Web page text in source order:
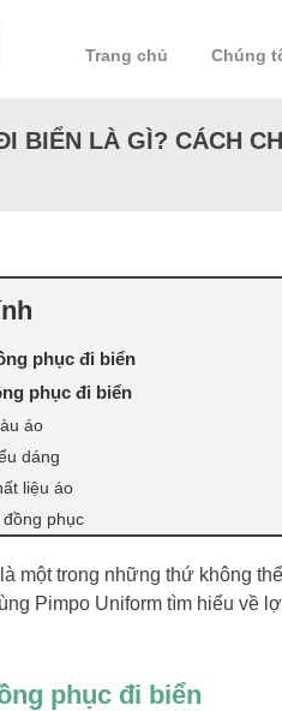
Trang chủ Chúng
BIỂN LÀ GÌ? CÁCH
phục đi biển
phục đi biển
áo
dáng
liệu áo
phục
là một trong những thứ không
Pimpo Uniform tìm hiểu về
phục đi biển